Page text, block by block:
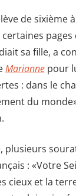
de sixième
sa fille, a
Marianne pour
: dans le
du
plusieurs
: «Votre
cieux et la